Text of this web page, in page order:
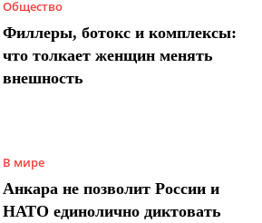
Общество
Филлеры, ботокс и комплексы:
что толкает женщин менять
внешность
В мире
Анкара не позволит России и
НАТО единолично диктовать